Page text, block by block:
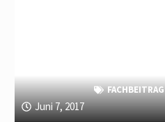
FACHBEITRAG
Juni 7, 2017